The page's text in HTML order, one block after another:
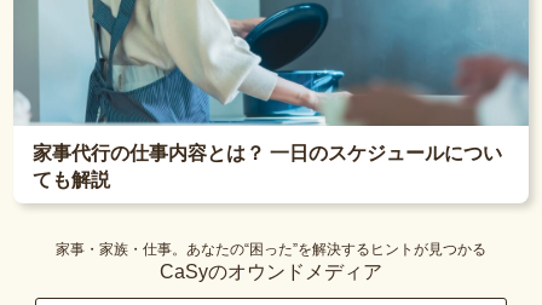
家事代行の仕事内容とは？ 一日のスケジュールについ
ても解説
家事・家族・仕事。あなたの“困った”を解決するヒントが見つかる
CaSyのオウンドメディア